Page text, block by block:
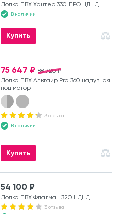
Лодка ПВХ Хантер 330 ПРО НДНД
В наличии
Купить
88 720 ₽
75 647 ₽
Лодка ПВХ Альтаир Pro 360 надувная
под мотор
3 отзыва
В наличии
Купить
54 100 ₽
Лодка ПВХ Флагман 320 НДНД
3 отзыва